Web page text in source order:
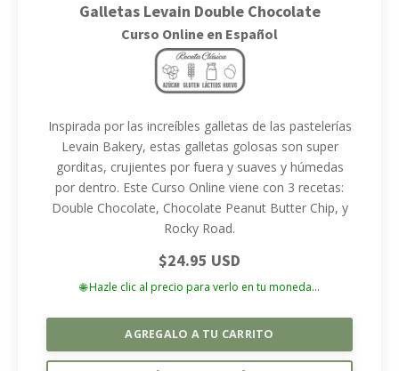
Galletas Levain Double Chocolate
Curso Online en Español
Inspirada por las increíbles galletas de las pastelerías
Levain Bakery, estas galletas golosas son super
gorditas, crujientes por fuera y suaves y húmedas
por dentro. Este Curso Online viene con 3 recetas:
Double Chocolate, Chocolate Peanut Butter Chip, y
Rocky Road.
$24.95 USD
🌐 Hazle clic al precio para verlo en tu moneda...
AGREGALO A TU CARRITO